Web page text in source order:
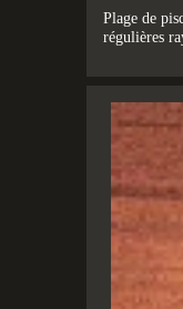
Plage de
régulières